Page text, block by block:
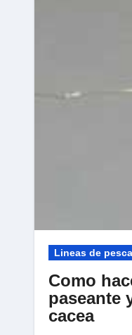
Lineas de pesca
Como
paseante
cacea